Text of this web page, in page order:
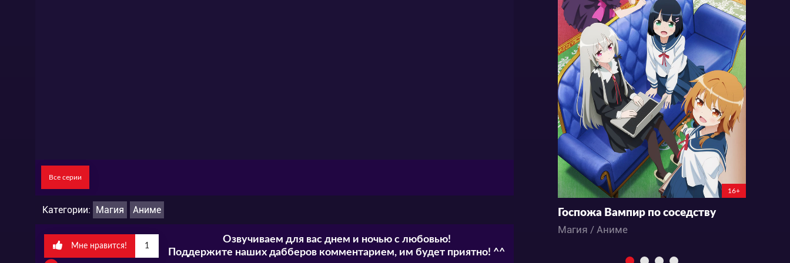
Все серии
Категории: Магия Аниме
Мне нравится! 1
Озвучиваем для вас днем и ночью с любовью!
Поддержите наших дабберов комментарием, им будет приятно! ^^
16+
Госпожа Вампир по соседству
Магия / Аниме